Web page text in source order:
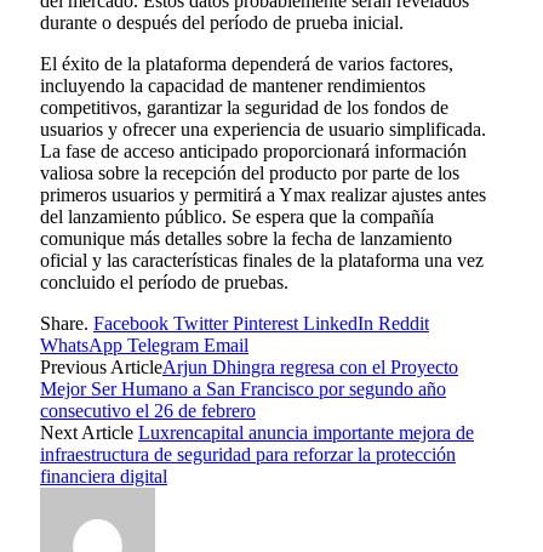
durante o después del período de prueba inicial.
El éxito de la plataforma dependerá de varios factores,
incluyendo la capacidad de mantener rendimientos
competitivos, garantizar la seguridad de los fondos de
usuarios y ofrecer una experiencia de usuario simplificada.
La fase de acceso anticipado proporcionará información
valiosa sobre la recepción del producto por parte de los
primeros usuarios y permitirá a Ymax realizar ajustes antes
del lanzamiento público. Se espera que la compañía
comunique más detalles sobre la fecha de lanzamiento
oficial y las características finales de la plataforma una vez
concluido el período de pruebas.
Share. Facebook Twitter Pinterest LinkedIn Reddit
WhatsApp Telegram Email
Previous ArticleArjun Dhingra regresa con el Proyecto
Mejor Ser Humano a San Francisco por segundo año
consecutivo el 26 de febrero
Next Article Luxrencapital anuncia importante mejora de
infraestructura de seguridad para reforzar la protección
financiera digital